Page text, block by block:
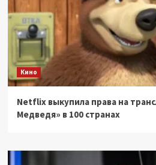
Кино
Netflix выкупила права на
Медведя» в 100 странах